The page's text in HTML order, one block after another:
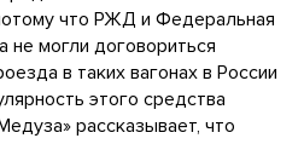
что РЖД и Федеральная
не могли договориться
в таких вагонах в России
этого средства
рассказывает, что